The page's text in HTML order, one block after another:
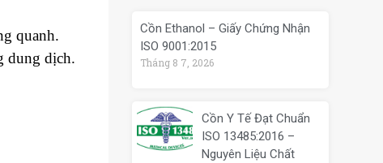
quanh.
dung dịch.
Cồn Ethanol – Giấy Chứng Nhận
ISO 9001:2015
Tháng 8 7, 2026
Cồn Y Tế Đạt Chuẩn
ISO 13485:2016 –
Nguyên Liệu Chất